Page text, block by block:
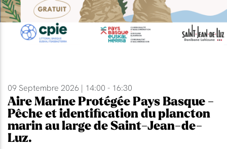
09 Septembre 2026 | 14:00 - 16:30
Aire Marine Protégée Pays Basque -
Pêche et identification du plancton
marin au large de Saint-Jean-de-
Luz.